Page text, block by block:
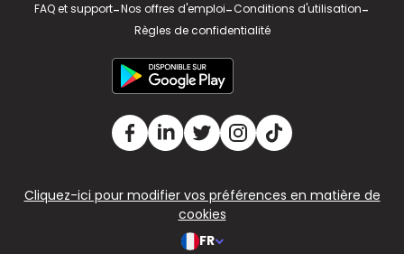
FAQ et support-Nos offres d'emploi-Conditions d'utilisation-
Règles de confidentialité
Cliquez-ici pour modifier vos préférences en matière de
cookies
FR